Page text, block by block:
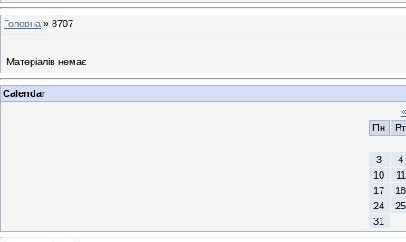
Головна » 8707
Матеріалів немає
Calendar
«
Пн
Вт
3
4
10
11
17
18
24
25
31